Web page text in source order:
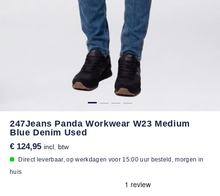
247Jeans Panda Workwear W23 Medium
Blue Denim Used
€ 124,95 incl. btw
Direct leverbaar, op werkdagen voor 15:00 uur besteld, morgen in
huis